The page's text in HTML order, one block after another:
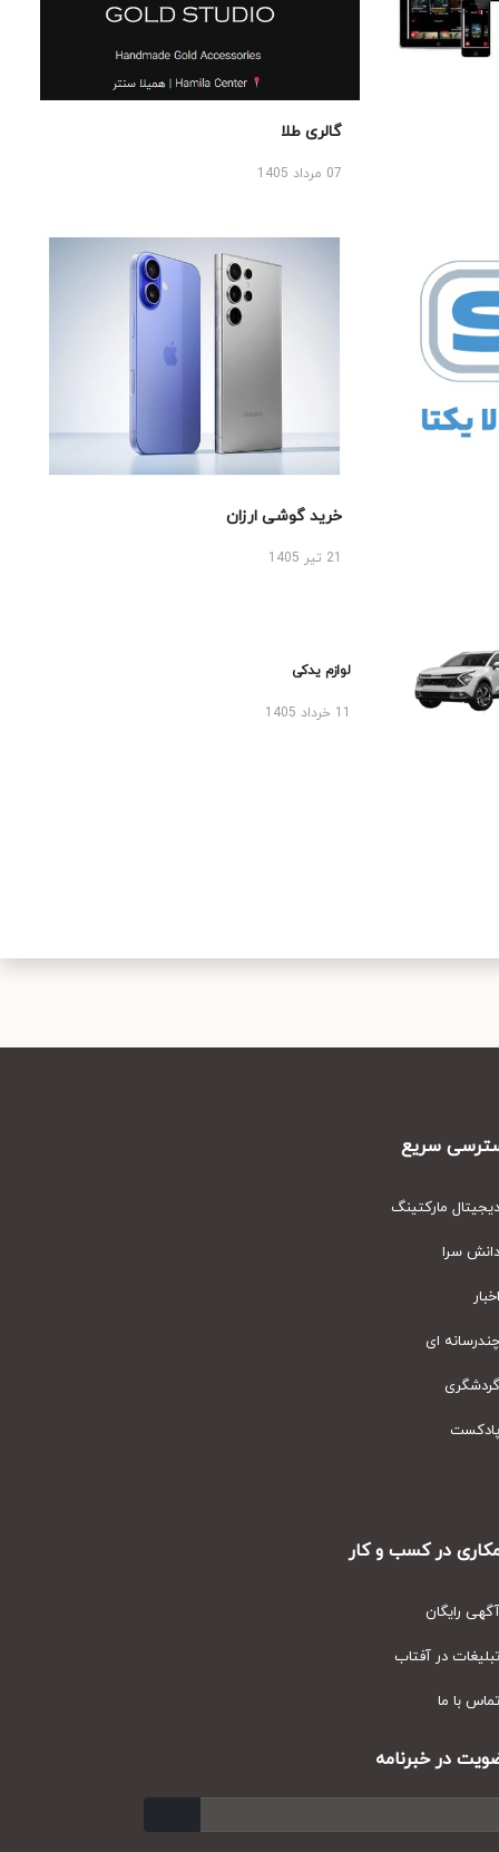
گالری طلا
07 مرداد 1405
خرید گوشی ارزان
لوازم یدکی
سریع
مارکتینگ
سرا
ای
در کسب و کار
رایگان
در آفتاب
با ما
در خبرنامه